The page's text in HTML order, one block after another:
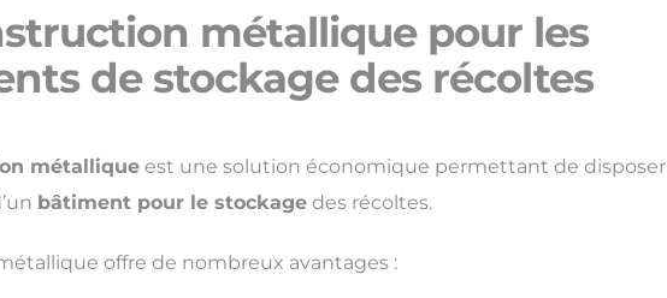
métallique pour les
de stockage des récoltes
métallique est une solution économique permettant de disposer
bâtiment pour le stockage des récoltes.
offre de nombreux avantages :